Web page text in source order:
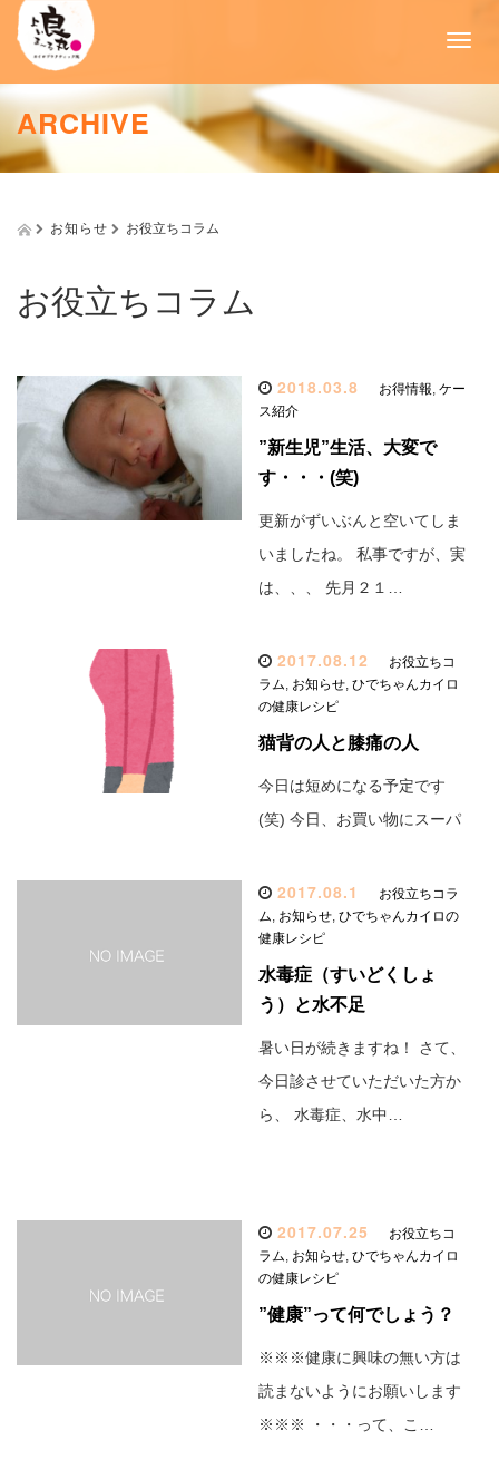
T
g
e
n
ARCHIVE
お知らせ お役立ちコラム
お役立ちコラム
2018.03.8 お得情報, ケー
ス紹介
”新生児”生活、大変で
す・・・(笑)
更新がずいぶんと空いてしま
いましたね。 私事ですが、実
は、、、 先月２１…
2017.08.12
お役立ちコ
ラム, お知らせ, ひでちゃんカイロ
の健康レシピ
猫背の人と膝痛の人
今日は短めになる予定です
(笑) 今日、お買い物にスーパ
2017.08.1
お役立ちコラ
ム, お知らせ, ひでちゃんカイロの
健康レシピ
水毒症（すいどくしょ
う）と水不足
暑い日が続きますね！ さて、
今日診させていただいた方か
ら、 水毒症、水中…
2017.07.25
お役立ちコ
ラム, お知らせ, ひでちゃんカイロ
の健康レシピ
”健康”って何でしょう？
※※※健康に興味の無い方は
読まないようにお願いします
※※※ ・・・って、こ…